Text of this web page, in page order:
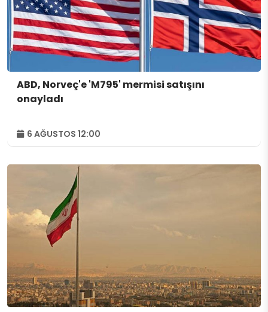
ABD, Norveç'e 'M795' mermisi satışını
onayladı
6 AĞUSTOS 12:00